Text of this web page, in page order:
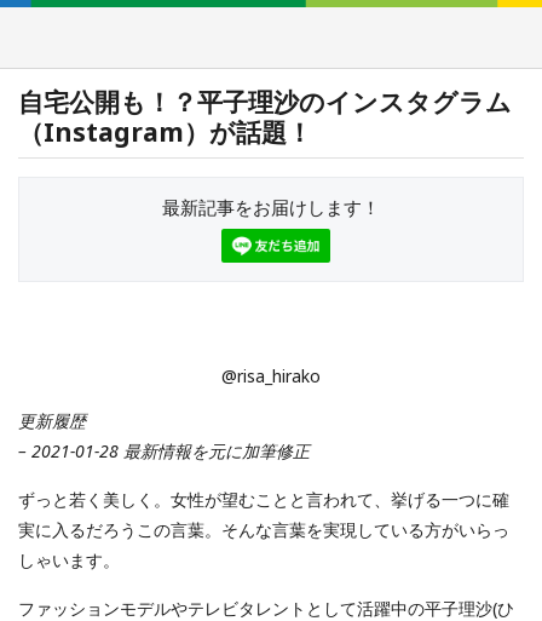
自宅公開も！？平子理沙のインスタグラム
（Instagram）が話題！
最新記事をお届けします！
@risa_hirako
更新履歴
– 2021-01-28 最新情報を元に加筆修正
ずっと若く美しく。女性が望むことと言われて、挙げる一つに確
実に入るだろうこの言葉。そんな言葉を実現している方がいらっ
しゃいます。
ファッションモデルやテレビタレントとして活躍中の平子理沙(ひ